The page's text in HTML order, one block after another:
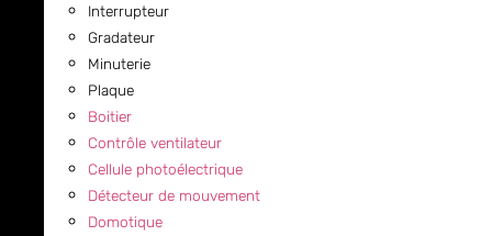
Interrupteur
Gradateur
Minuterie
Plaque
Boitier
Contrôle ventilateur
Cellule photoélectrique
Détecteur de mouvement
Domotique